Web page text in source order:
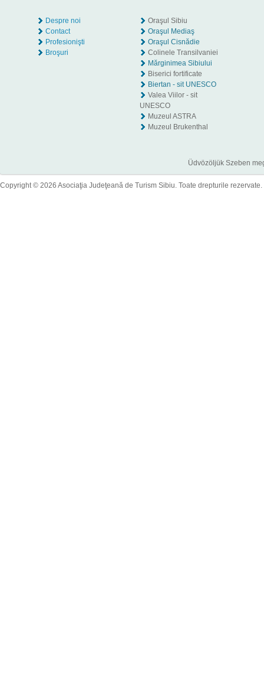
Despre noi
Contact
Profesionişti
Broşuri
Oraşul Sibiu
Oraşul Mediaş
Oraşul Cisnădie
Colinele Transilvaniei
Mărginimea Sibiului
Biserici fortificate
Biertan - sit UNESCO
Valea Viilor - sit
UNESCO
Muzeul ASTRA
Muzeul Brukenthal
Üdvözöljük Szeben
Copyright © 2026 Asociaţia Judeţeană de Turism Sibiu. Toate drepturile rezervate.